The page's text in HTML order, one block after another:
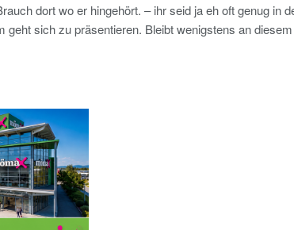
dort wo er hingehört. – ihr seid ja eh oft genug
geht sich zu präsentieren. Bleibt wenigstens an